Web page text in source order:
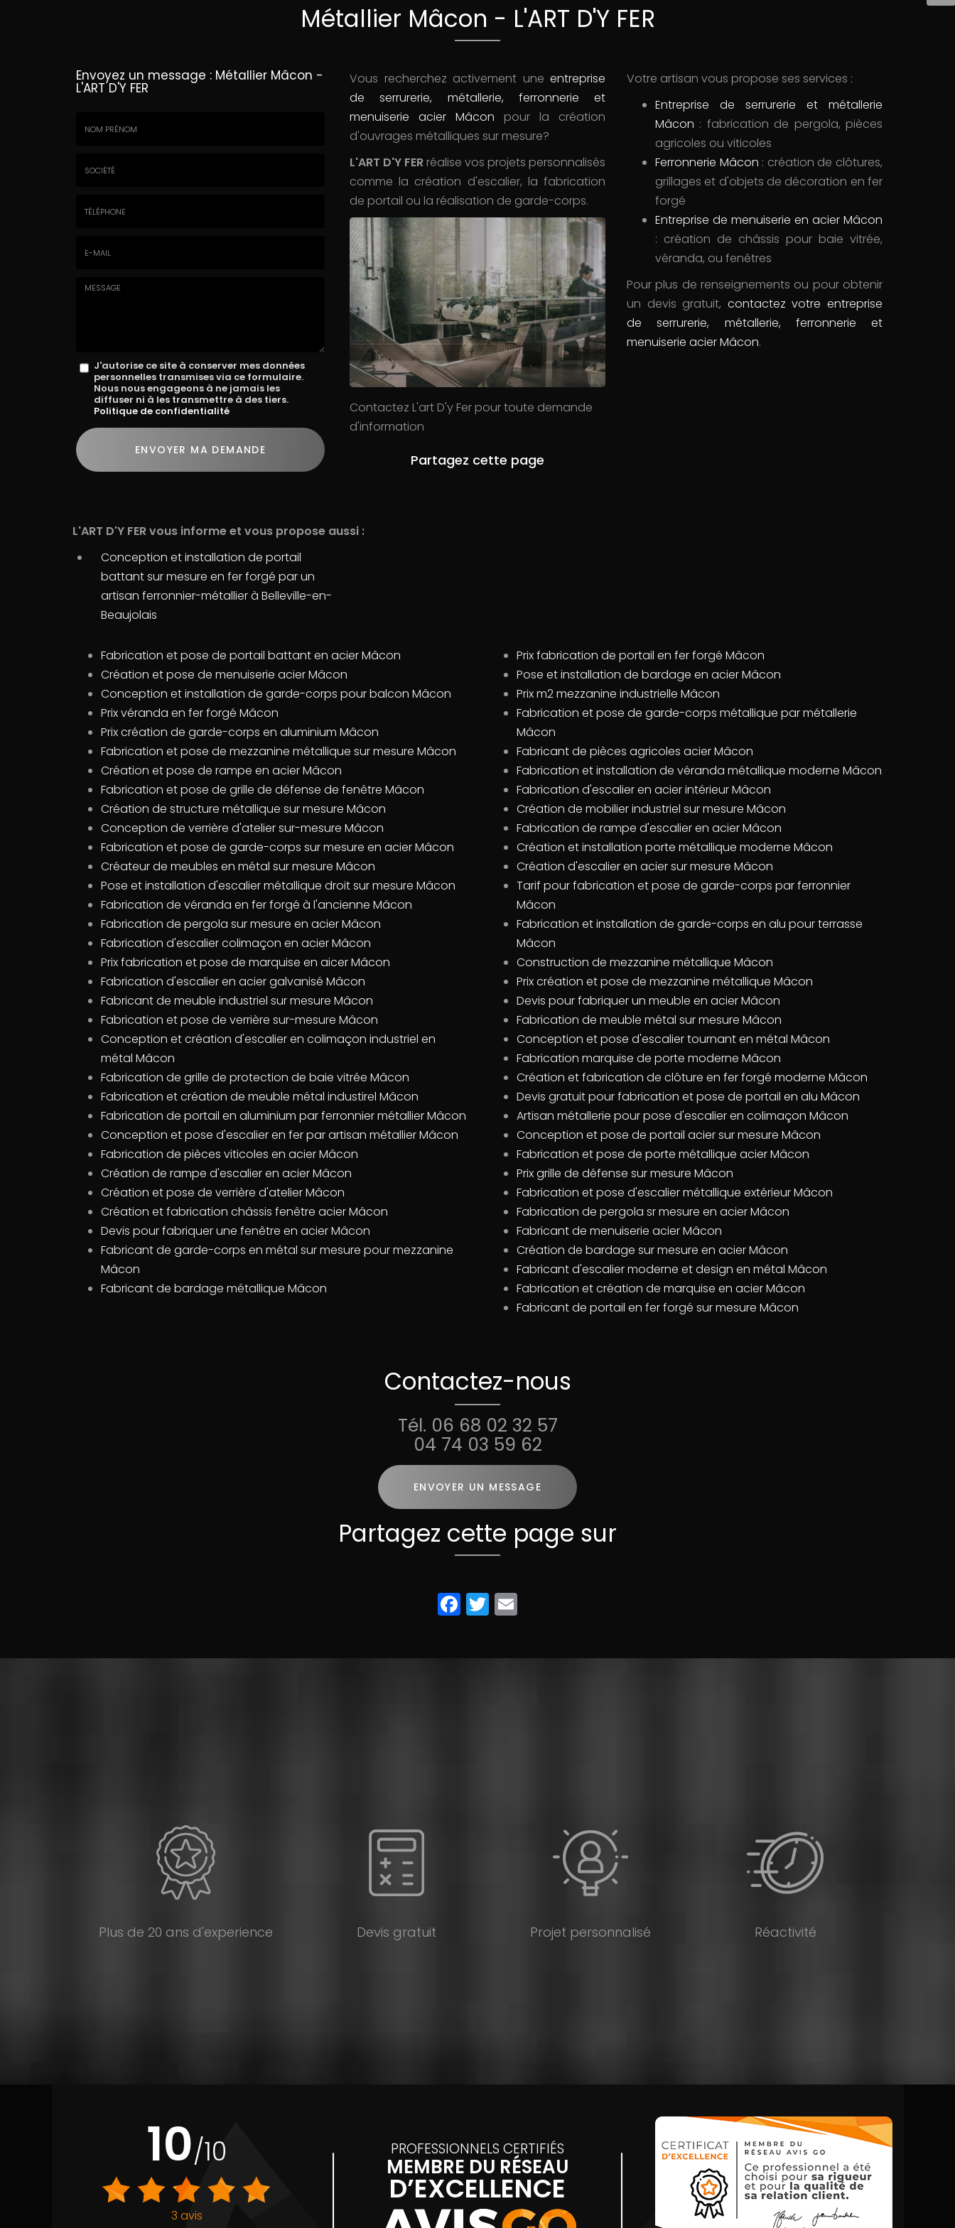
Métallier Mâcon - L'ART D'Y FER
Envoyez un message : Métallier Mâcon -
L'ART D'Y FER
Message
J'autorise ce site à conserver mes données
personnelles transmises via ce formulaire.
Nous nous engageons à ne jamais les
diffuser ni à les transmettre à des tiers.
Politique de confidentialité
Acceptation
RGPD
*
ENVOYER MA DEMANDE
Vous recherchez activement une entreprise
de serrurerie, métallerie, ferronnerie et
menuiserie acier Mâcon pour la création
d'ouvrages métalliques sur mesure?
L'ART D'Y FER réalise vos projets personnalisés
comme la création d'escalier, la fabrication
de portail ou la réalisation de garde-corps.
Contactez L'art D'y Fer pour toute demande
d'information
Votre artisan vous propose ses services :
Entreprise de serrurerie et métallerie
Mâcon : fabrication de pergola, pièces
agricoles ou viticoles
Ferronnerie Mâcon : création de clôtures,
grillages et d'objets de décoration en fer
forgé
Entreprise de menuiserie en acier Mâcon
: création de châssis pour baie vitrée,
véranda, ou fenêtres
Pour plus de renseignements ou pour obtenir
un devis gratuit, contactez votreentreprise
de serrurerie, métallerie, ferronnerie et
menuiserie acier Mâcon.
L'ART D'Y FER vous informe et vous propose aussi :
Conception et installation de portail
battant sur mesure en fer forgé par un
artisan ferronnier-métallier à Belleville-en-
Beaujolais
Fabrication et pose de portail battant en acier Mâcon
Création et pose de menuiserie acier Mâcon
Conception et installation de garde-corps pour balcon Mâcon
Prix véranda en fer forgé Mâcon
Prix création de garde-corps en aluminium Mâcon
Fabrication et pose de mezzanine métallique sur mesure Mâcon
Création et pose de rampe en acier Mâcon
Fabrication et pose de grille de défense de fenêtre Mâcon
Création de structure métallique sur mesure Mâcon
Conception de verrière d'atelier sur-mesure Mâcon
Fabrication et pose de garde-corps sur mesure en acier Mâcon
Créateur de meubles en métal sur mesure Mâcon
Pose et installation d'escalier métallique droit sur mesure Mâcon
Fabrication de véranda en fer forgé à l'ancienne Mâcon
Fabrication de pergola sur mesure en acier Mâcon
Fabrication d'escalier colimaçon en acier Mâcon
Prix fabrication et pose de marquise en aicer Mâcon
Fabrication d'escalier en acier galvanisé Mâcon
Fabricant de meuble industriel sur mesure Mâcon
Fabrication et pose de verrière sur-mesure Mâcon
Conception et création d'escalier en colimaçon industriel en
métal Mâcon
Fabrication de grille de protection de baie vitrée Mâcon
Fabrication et création de meuble métal industirel Mâcon
Fabrication de portail en aluminium par ferronnier métallier Mâcon
Conception et pose d'escalier en fer par artisan métallier Mâcon
Fabrication de pièces viticoles en acier Mâcon
Création de rampe d'escalier en acier Mâcon
Création et pose de verrière d'atelier Mâcon
Création et fabrication châssis fenêtre acier Mâcon
Devis pour fabriquer une fenêtre en acier Mâcon
Fabricant de garde-corps en métal sur mesure pour mezzanine
Mâcon
Fabricant de bardage métallique Mâcon
Prix fabrication de portail en fer forgé Mâcon
Pose et installation de bardage en acier Mâcon
Prix m2 mezzanine industrielle Mâcon
Fabrication et pose de garde-corps métallique par métallerie
Mâcon
Fabricant de pièces agricoles acier Mâcon
Fabrication et installation de véranda métallique moderne Mâcon
Fabrication d'escalier en acier intérieur Mâcon
Création de mobilier industriel sur mesure Mâcon
Fabrication de rampe d'escalier en acier Mâcon
Création et installation porte métallique moderne Mâcon
Création d'escalier en acier sur mesure Mâcon
Tarif pour fabrication et pose de garde-corps par ferronnier
Mâcon
Fabrication et installation de garde-corps en alu pour terrasse
Mâcon
Construction de mezzanine métallique Mâcon
Prix création et pose de mezzanine métallique Mâcon
Devis pour fabriquer un meuble en acier Mâcon
Fabrication de meuble métal sur mesure Mâcon
Conception et pose d'escalier tournant en métal Mâcon
Fabrication marquise de porte moderne Mâcon
Création et fabrication de clôture en fer forgé moderne Mâcon
Devis gratuit pour fabrication et pose de portail en alu Mâcon
Artisan métallerie pour pose d'escalier en colimaçon Mâcon
Conception et pose de portail acier sur mesure Mâcon
Fabrication et pose de porte métallique acier Mâcon
Prix grille de défense sur mesure Mâcon
Fabrication et pose d'escalier métallique extérieur Mâcon
Fabrication de pergola sr mesure en acier Mâcon
Fabricant de menuiserie acier Mâcon
Création de bardage sur mesure en acier Mâcon
Fabricant d'escalier moderne et design en métal Mâcon
Fabrication et création de marquise en acier Mâcon
Fabricant de portail en fer forgé sur mesure Mâcon
Contactez-nous
Tél. 06 68 02 32 57
04 74 03 59 62
ENVOYER UN MESSAGE
Partagez cette page sur
Facebook
Twitter
Plus de 20 ans d'experience Devis gratuit Projet personnalisé Réactivité
10/10
3 avis
PROFESSIONNELS CERTIFIÉS
MEMBRE DU RÉSEAU
D’EXCELLENCE